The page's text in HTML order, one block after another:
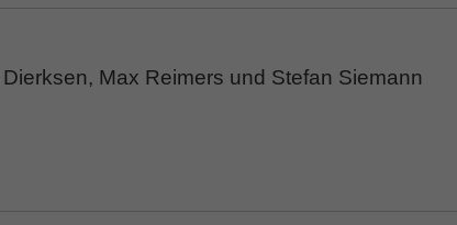
Max Reimers und Stefan Siemann